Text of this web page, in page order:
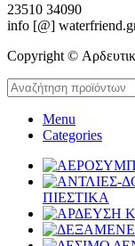
23510 34090
info [@]
Copyright ©
Menu
Categories
ΠΙΕΣΤΙΚΑ